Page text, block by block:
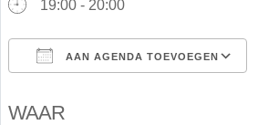
19:00 - 20:00
AAN AGENDA TOEVOEGEN
WAAR